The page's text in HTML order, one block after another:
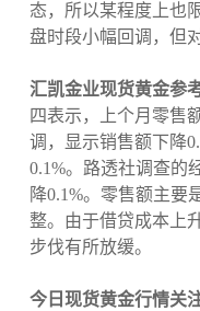
态，所以某程度上也
盘时段小幅回调，但
汇凯金业现货黄金参
四表示，上个月零售
调，显示销售额下降
0.1%。路透社调查的
降0.1%。零售额主要
整。由于借贷成本上
步伐有所放缓。
今日现货黄金行情关注